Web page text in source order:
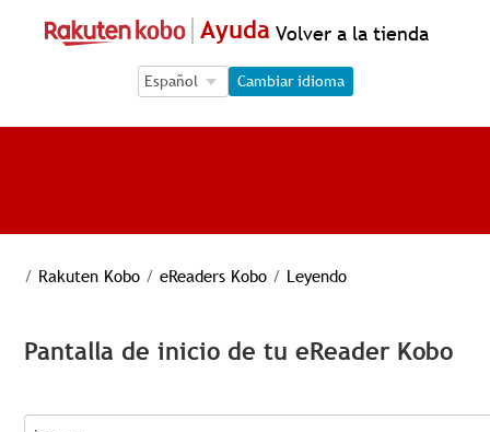
Ayuda Volver a la tienda
Language Selection
Language Selection
Cambiar idioma
/ Rakuten Kobo / eReaders Kobo / Leyendo
Pantalla de inicio de tu eReader Kobo